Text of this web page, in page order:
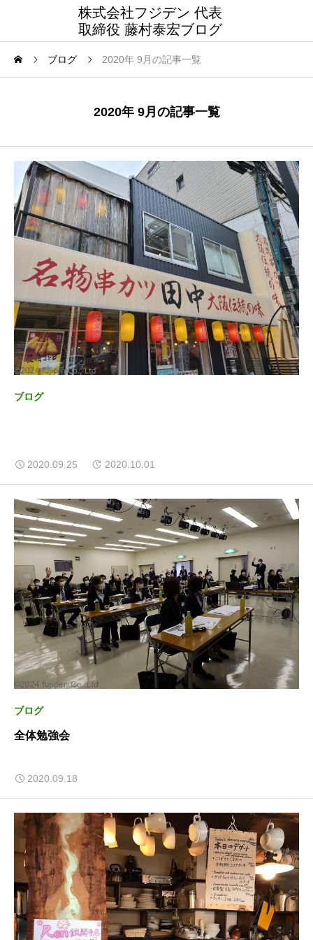
株式会社フジデン 代表
取締役 藤村泰宏ブログ
ブログ 2020年 9月の記事一覧
2020年 9月の記事一覧
ブログ
2020.09.25 2020.10.01
ブログ
全体勉強会
2020.09.18